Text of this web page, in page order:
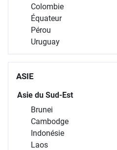
Colombie
Équateur
Pérou
Uruguay
ASIE
Asie du Sud-Est
Brunei
Cambodge
Indonésie
Laos